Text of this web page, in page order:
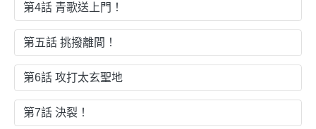
第4話 青歌送上門！
第五話 挑撥離間！
第6話 攻打太玄聖地
第7話 決裂！